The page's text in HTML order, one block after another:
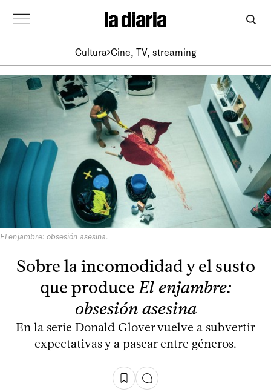
Cultura Cine, TV, streaming
El enjambre: obsesión asesina.
Sobre la incomodidad y el susto
que produceEl enjambre:
obsesión asesina
En la serie Donald Glover vuelve a subvertir
expectativas y a pasear entre géneros.